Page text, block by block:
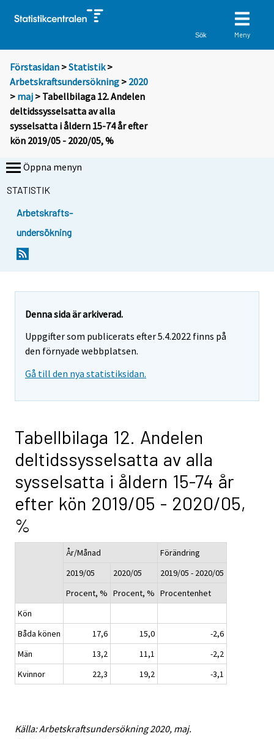
Sök Meny
Förstasidan >Statistik >
Arbetskraftsundersökning > 2020
> maj > Tabellbilaga 12. Andelen
deltidssysselsatta av alla
sysselsatta i åldern 15-74 år efter
kön 2019/05 - 2020/05, %
Öppna menyn
STATISTIK
Arbetskrafts-
undersökning
Denna sida är arkiverad.
Uppgifter som publicerats efter 5.4.2022 finns på
den förnyade webbplatsen.
Gå till den nya statistiksidan.
Tabellbilaga 12. Andelen
deltidssysselsatta av alla
sysselsatta i åldern 15-74 år
efter kön 2019/05 - 2020/05,
%
År/Månad
Förändring
2019/05
2020/05
2019/05 - 2020/05
Procent, % Procent, % Procentenhet
Kön
Båda könen
17,6 15,0
-2,6
Män
13,2 11,1
-2,2
Kvinnor
22,3 19,2 -3,1
Källa: Arbetskraftsundersökning 2020, maj.